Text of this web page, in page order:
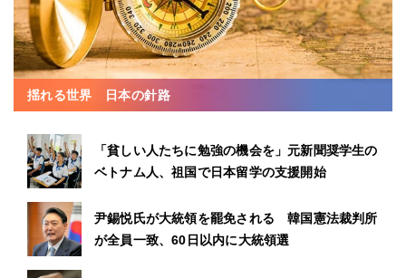
揺れる世界 日本の針路
「貧しい人たちに勉強の機会を」元新聞奨学生の
ベトナム人、祖国で日本留学の支援開始
尹錫悦氏が大統領を罷免される 韓国憲法裁判所
が全員一致、60日以内に大統領選